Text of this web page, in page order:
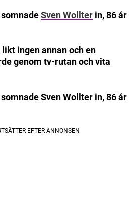
Sven Wollter in, 86 år
ingen annan och en
genom tv-rutan och vita
Sven Wollter in, 86 år